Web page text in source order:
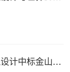
金枫新闻｜金枫设计中标金山集团餐饮楼设计项目，打造科学与艺术相结合的就餐空间